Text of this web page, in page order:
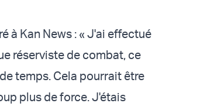
à Kan News : « J'ai effectué
réserviste de combat, ce
temps. Cela pourrait être
plus de force. J'étais